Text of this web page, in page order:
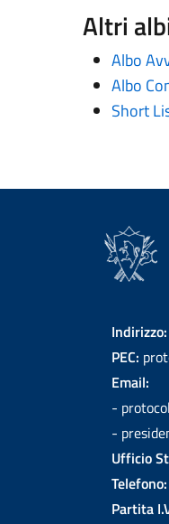
Altri
Albo
Albo
Short
Indirizzo:
PEC:
Email:
-
-
Ufficio
Telefono:
Partita